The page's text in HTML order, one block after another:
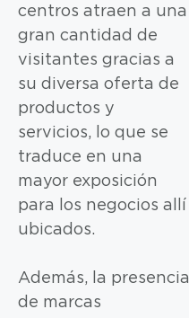
centros atraen a una
gran cantidad de
visitantes gracias a
su diversa oferta de
productos y
servicios, lo que se
traduce en una
mayor exposición
para los negocios allí
ubicados.
Además, la presencia
de marcas